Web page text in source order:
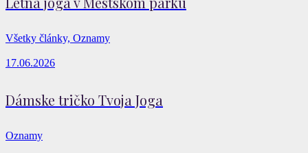
Všetky články, Oznamy
17.06.2026
Dámske tričko Tvoja Joga
Oznamy